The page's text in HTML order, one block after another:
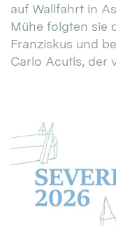
auf Wallfahrt in
Mühe folgten sie
Franziskus und
Carlo Acutis, der